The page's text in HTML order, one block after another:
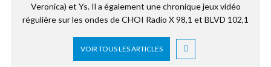
Veronica) et Ys. Il a également une chronique jeux vidéo
régulière sur les ondes de CHOI Radio X 98,1 et BLVD 102,1
VOIR TOUS LES ARTICLES